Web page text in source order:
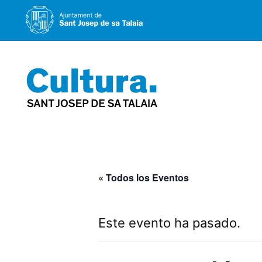
al
contenido
« Todos los Eventos
Este evento ha pasado.